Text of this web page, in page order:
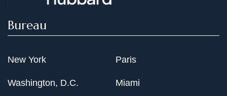
Bureau
New York
Washington, D.C.
Paris
Miami